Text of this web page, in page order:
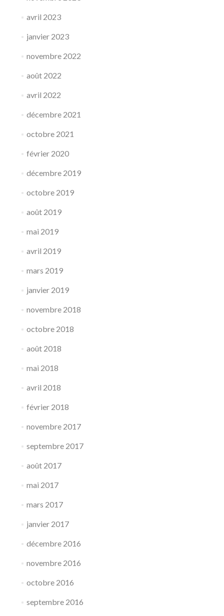
avril 2023
janvier 2023
novembre 2022
août 2022
avril 2022
décembre 2021
octobre 2021
février 2020
décembre 2019
octobre 2019
août 2019
mai 2019
avril 2019
mars 2019
janvier 2019
novembre 2018
octobre 2018
août 2018
mai 2018
avril 2018
février 2018
novembre 2017
septembre 2017
août 2017
mai 2017
mars 2017
janvier 2017
décembre 2016
novembre 2016
octobre 2016
septembre 2016